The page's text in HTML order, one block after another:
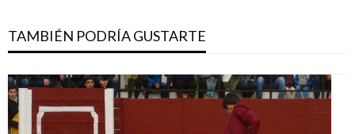
TAMBIÉN PODRÍA GUSTARTE